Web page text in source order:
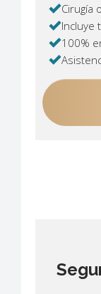
Cirugía
Incluye
100%